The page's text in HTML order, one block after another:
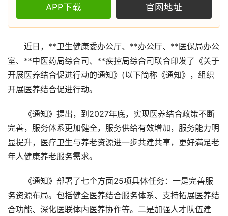
APP下载 官网地址
近日，**卫生健康委办公厅、**办公厅、**医保局办公
室、**中医药局综合司、**疾控局综合司联合印发了《关于
开展医养结合促进行动的通知》(以下简称《通知》，组织
开展医养结合促进行动。
《通知》提出，到2027年底，实现医养结合政策不断
完善，服务体系更加健全，服务供给有效增加，服务能力明
显提升，医疗卫生与养老资源进一步共建共享，更好满足老
年人健康养老服务需求。
《通知》部署了七个方面25项具体任务：一是完善服
务资源布局。包括健全医养结合服务体系、支持拓展医养结
合功能、深化医联体内医养协作等。二是加强人才队伍建